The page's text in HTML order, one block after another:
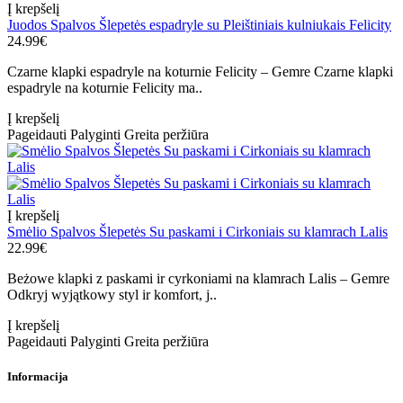
Į krepšelį
Juodos Spalvos Šlepetės espadryle su Pleištiniais kulniukais Felicity
24.99€
Czarne klapki espadryle na koturnie Felicity – Gemre Czarne klapki
espadryle na koturnie Felicity ma..
Į krepšelį
Pageidauti Palyginti Greita peržiūra
Į krepšelį
Smėlio Spalvos Šlepetės Su paskami i Cirkoniais su klamrach Lalis
22.99€
Beżowe klapki z paskami ir cyrkoniami na klamrach Lalis – Gemre
Odkryj wyjątkowy styl ir komfort, j..
Į krepšelį
Pageidauti Palyginti Greita peržiūra
Informacija